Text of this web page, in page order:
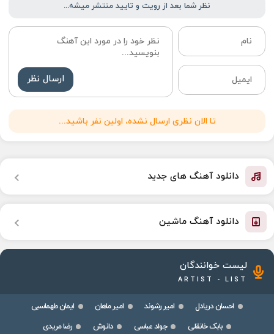
نظر شما بعد از رویت و تایید منتشر میشه...
ارسال نظر
تا الان نظری ارسال نشده، اولین نفر باشید...
دانلود آهنگ های جدید
دانلود آهنگ ماشین
لیست خوانندگان
ARTIST - LIST
احسان دریادل امیر رشوند امیر ماهان
ایمان طهماسبی
بابک خانقلی
جواد عباسی دانوش
رضا مریدی